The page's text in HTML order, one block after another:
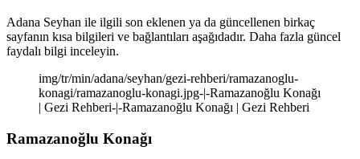
Adana Seyhan ile ilgili son eklenen ya da güncellenen birkaç
sayfanın kısa bilgileri ve bağlantıları aşağıdadır. Daha fazla güncel
faydalı bilgi inceleyin.
img/tr/min/adana/seyhan/gezi-rehberi/ramazanoglu-
konagi/ramazanoglu-konagi.jpg-|-Ramazanoğlu Konağı
| Gezi Rehberi-|-Ramazanoğlu Konağı | Gezi Rehberi
Ramazanoğlu Konağı